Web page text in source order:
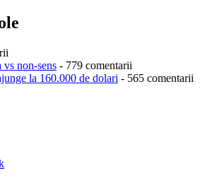
non-sens - 779 comentarii
la 160.000 de dolari - 565 comentarii